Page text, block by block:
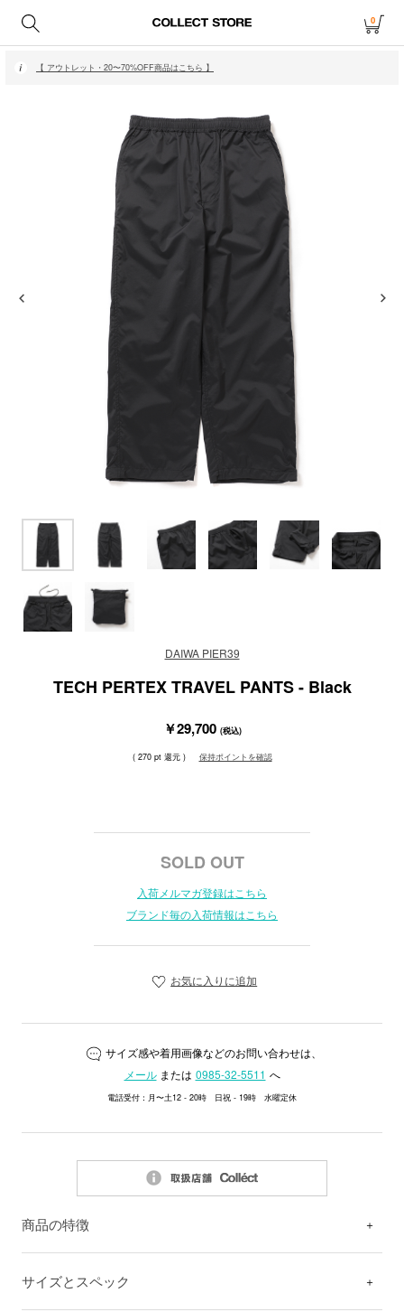
0
【 月〜金14時、土日祝12時までにご注文で当日発送・発送無休 】
【 アウトレット・20〜70%OFF商品はこちら 】
【 月〜金14時、土日祝12時までにご注文で当日発送・発送無休 】
DAIWA PIER39
TECH PERTEX TRAVEL PANTS - Black
￥29,700 (税込)
( 270 pt 還元 ) 保持ポイントを確認
SOLD OUT
入荷メルマガ登録はこちら
ブランド毎の入荷情報はこちら
お気に入りに追加
サイズ感や着用画像などのお問い合わせは、
メールまたは 0985-32-5511 へ
電話受付：月〜土12 - 20時 日祝 - 19時 水曜定休
商品の特徴
サイズとスペック